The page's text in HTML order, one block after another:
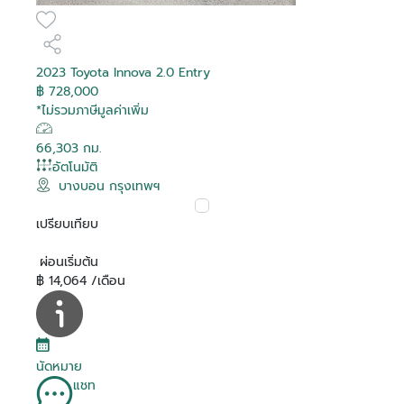
2023 Toyota Innova 2.0 Entry
฿ 728,000
*ไม่รวมภาษีมูลค่าเพิ่ม
66,303 กม.
อัตโนมัติ
บางบอน กรุงเทพฯ
เปรียบเทียบ
ผ่อนเริ่มต้น
฿ 14,064 /เดือน
นัดหมาย
แชท